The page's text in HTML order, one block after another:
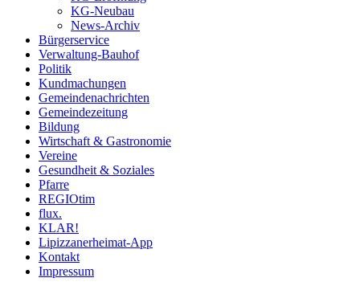
KG-Neubau
News-Archiv
Bürgerservice
Verwaltung-Bauhof
Politik
Kundmachungen
Gemeindenachrichten
Gemeindezeitung
Bildung
Wirtschaft & Gastronomie
Vereine
Gesundheit & Soziales
Pfarre
REGIOtim
flux.
KLAR!
Lipizzanerheimat-App
Kontakt
Impressum